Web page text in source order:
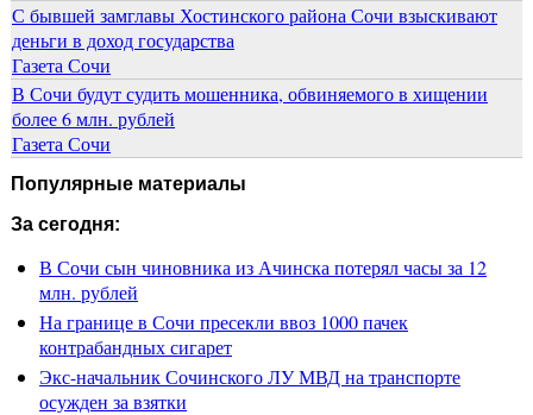
С бывшей замглавы Хостинского района Сочи взыскивают
деньги в доход государства
Газета Сочи
В Сочи будут судить мошенника, обвиняемого в хищении
более 6 млн. рублей
Газета Сочи
Популярные материалы
За сегодня:
В Сочи сын чиновника из Ачинска потерял часы за 12
млн. рублей
На границе в Сочи пресекли ввоз 1000 пачек
контрабандных сигарет
Экс-начальник Сочинского ЛУ МВД на транспорте
осужден за взятки